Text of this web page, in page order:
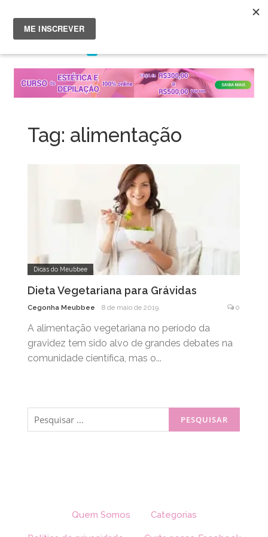
Tag: alimentação
Dicas do Meubbee
Dieta Vegetariana para Grávidas
Cegonha Meubbee 8 de maio de 2019 0
A alimentação vegetariana no período da
gravidez tem sido alvo de grandes debates na
comunidade científica, mas o...
Pesquisar
por:
Quem Somos Categorias